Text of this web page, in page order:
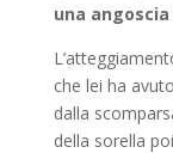
una
che lei ha
dalla
della sorella